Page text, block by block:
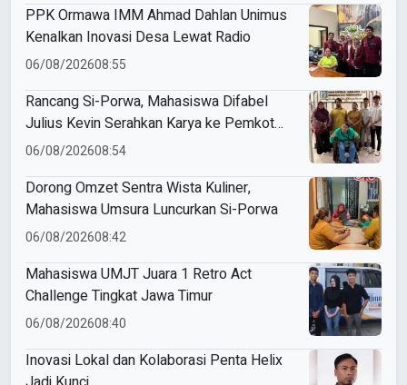
PPK Ormawa IMM Ahmad Dahlan Unimus
Kenalkan Inovasi Desa Lewat Radio
06/08/202608:55
Rancang Si-Porwa, Mahasiswa Difabel
Julius Kevin Serahkan Karya ke Pemkot
Surabaya
06/08/202608:54
Dorong Omzet Sentra Wista Kuliner,
Mahasiswa Umsura Luncurkan Si-Porwa
06/08/202608:42
Mahasiswa UMJT Juara 1 Retro Act
Challenge Tingkat Jawa Timur
06/08/202608:40
Inovasi Lokal dan Kolaborasi Penta Helix